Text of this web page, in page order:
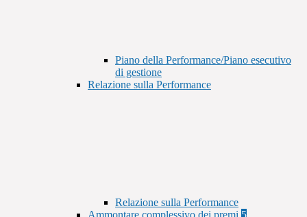
Piano della Performance/Piano esecutivo
di gestione
Relazione sulla Performance
Relazione sulla Performance